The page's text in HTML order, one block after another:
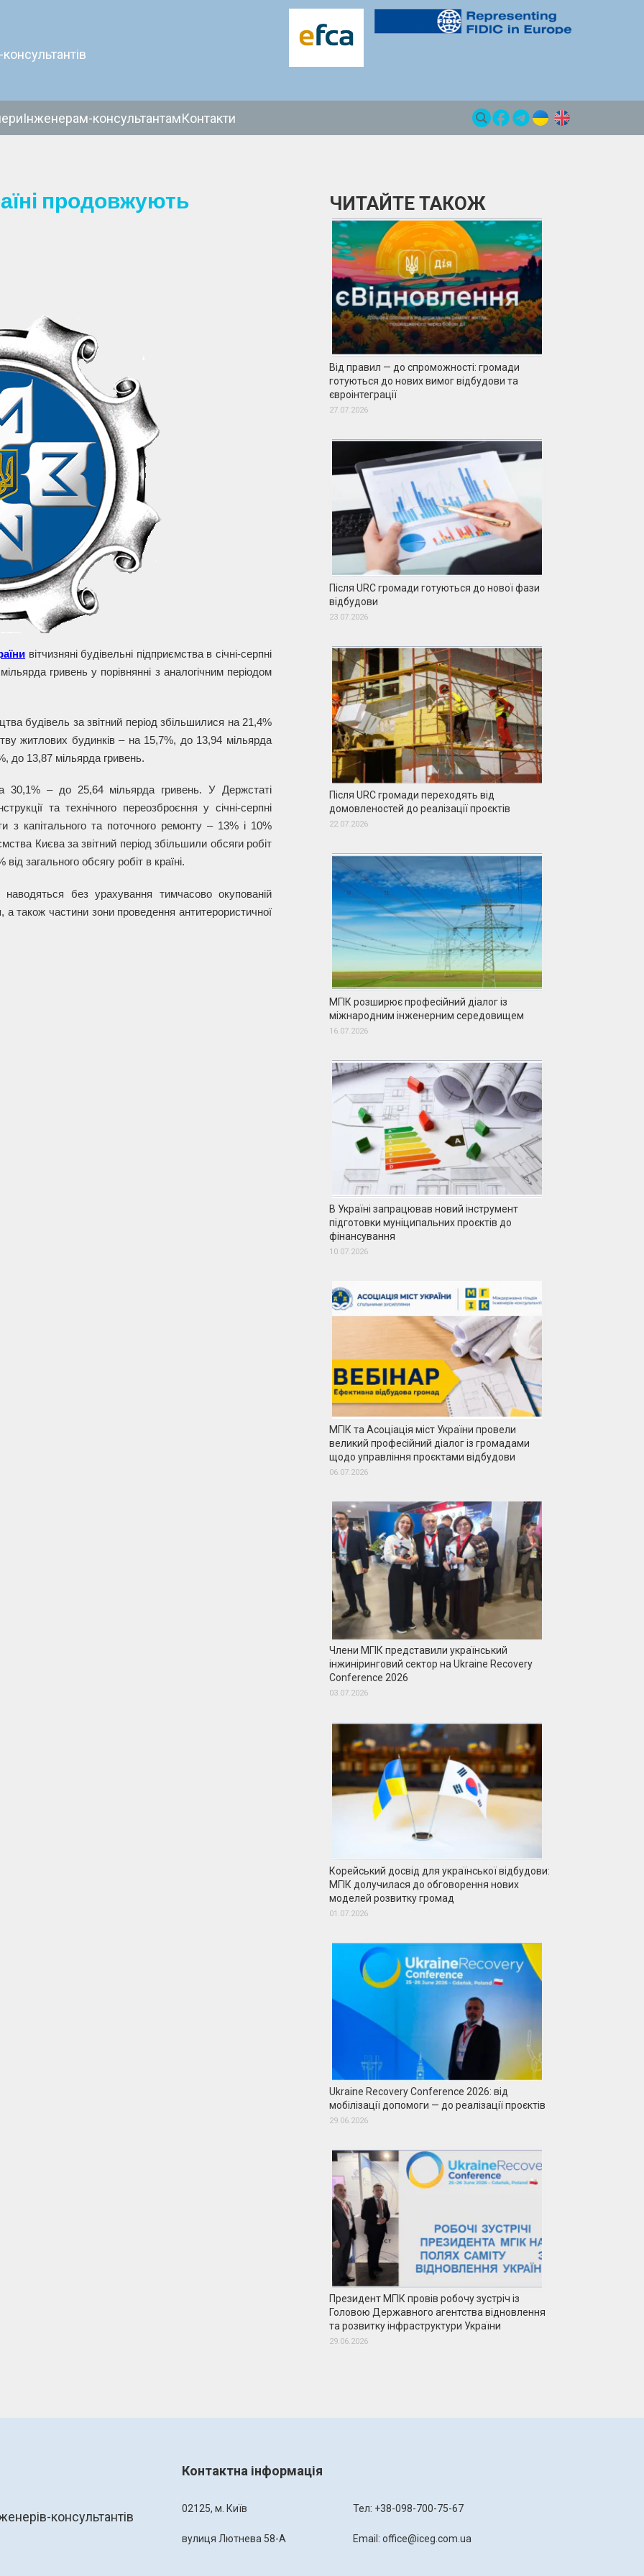
Інженерам-консультантамКонтакти
продовжують
вітчизняні будівельні підприємства в січні-серпні
гривень у порівнянні з аналогічним періодом
будівель за звітний період збільшилися на 21,4%
житлових будинків – на 15,7%, до 13,94 мільярда
до 13,87 мільярда гривень.
30,1% – до 25,64 мільярда гривень. У Держстаті
та технічного переозброєння у січні-серпні
з капітального та поточного ремонту – 13% і 10%
Києва за звітний період збільшили обсяги робіт
загального обсягу робіт в країні.
без урахування тимчасово окупованій
а також частини зони проведення антитерористичної
ЧИТАЙТЕ ТАКОЖ
Від правил — до спроможності: громади
готуються до нових вимог відбудови та
євроінтеграції
27.07.2026
Після URC громади готуються до нової фази
відбудови
23.07.2026
Після URC громади переходять від
домовленостей до реалізації проєктів
22.07.2026
МГІК розширює професійний діалог із
міжнародним інженерним середовищем
16.07.2026
В Україні запрацював новий інструмент
підготовки муніципальних проєктів до
фінансування
10.07.2026
МГІК та Асоціація міст України провели
великий професійний діалог із громадами
щодо управління проєктами відбудови
06.07.2026
Члени МГІК представили український
інжиніринговий сектор на Ukraine Recovery
Conference 2026
03.07.2026
Корейський досвід для української відбудови:
МГІК долучилася до обговорення нових
моделей розвитку громад
01.07.2026
Ukraine Recovery Conference 2026: від
мобілізації допомоги — до реалізації проєктів
29.06.2026
Президент МГІК провів робочу зустріч із
Головою Державного агентства відновлення
та розвитку інфраструктури України
29.06.2026
консультантів
Контактна інформація
02125, м. Київ
вулиця Лютнева 58-А
Тел: +38-098-700-75-67
Email: office@iceg.com.ua